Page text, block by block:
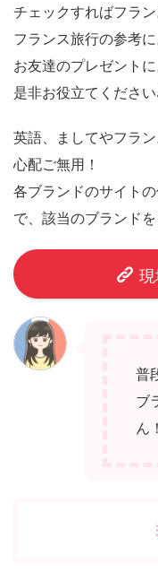
チェックすればフラ
フランス旅行の参考
お友達のプレゼントに
是非お役立てくださ
英語、ましてやフラ
心配ご無用！
各ブランドのサイト
で、該当のブランド
普
ブ
ん！